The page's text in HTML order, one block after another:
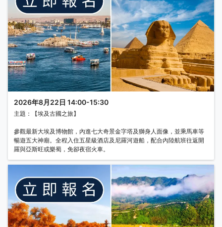
2026年8月22日 14:00-15:30
主題：【埃及古國之旅】
參觀最新大埃及博物館，內進七大奇景金字塔及獅身人面像，並乘馬車等
暢遊五大神廟。全程入住五星級酒店及尼羅河遊船，配合內陸航班往返開
羅與亞斯旺或樂蜀，免卻夜宿火車。